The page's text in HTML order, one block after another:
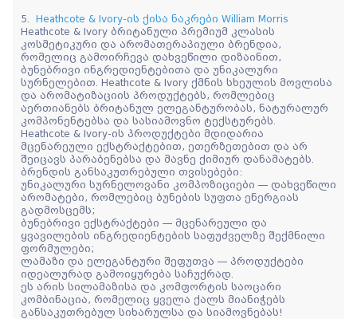
5.
Heathcote & Ivory-ის ქისა ნაკრები William Morris
Heathcote & Ivory ბრიტანული პრემიუმ კლასის
კოსმეტიკური და არომათერაპიული ბრენდია,
რომელიც გამოირჩევა დახვეწილი დიზაინით,
ბუნებრივი ინგრედიენტებითა და უნიკალური
სურნელებით. Heathcote & Ivory ქმნის სხეულის მოვლისა
და არომატიზაციის პროდუქტებს, რომლებიც
აერთიანებს ბრიტანულ ელეგანტურობას, ნატურალურ
კომპონენტებსა და სასიამოვნო ტექსტურებს.
Heathcote & Ivory-ის პროდუქტები მდიდარია
მცენარეული ექსტრაქტებით, ეთერზეთებით და არ
შეიცავს პარაბენებსა და მავნე ქიმიურ დანამატებს.
ბრენდის განსაკუთრებული თვისებები:
უნიკალური სურნელოვანი კომპოზიციები — დახვეწილი
არომატები, რომლებიც ბუნების სუფთა ენერგიას
გადმოსცემს;
ბუნებრივი ექსტრაქტები — მცენარეული და
ყვავილების ინგრედიენტების საფუძველზე შექმნილი
ფორმულები;
ლამაზი და ელეგანტური შეფუთვა — პროდუქტები
იდეალურად გამოიყურება საჩუქრად.
ეს არის სილამაზისა და კომფორტის საოცარი
კომბინაცია, რომელიც ყველა ქალს მიანიჭებს
განსაკუთრებულ სიხარულსა და სიამოვნებას!